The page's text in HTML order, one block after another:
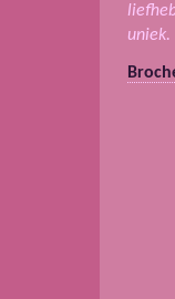
uniek.